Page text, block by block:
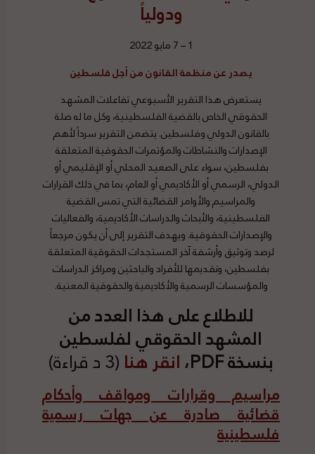
ودولياً
1 – 7 مايو 2022
يصدر عن منظمة القانون من أجل فلسطين
يستعرض هذا التقرير الأسبوعي تفاعلات المشهد
الحقوقي الخاص بالقضية الفلسطينية، وكل ما له صلة
بالقانون الدولي وفلسطين. يتضمن التقرير سرداً لأهم
الإصدارات والنشاطات والمؤتمرات الحقوقية المتعلقة
بفلسطين، سواء على الصعيد المحلي أو الإقليمي أو
الدولي، الرسمي أو الأكاديمي أو العام، بما في ذلك القرارات
والمراسيم والأوامر القضائية التي تمس القضية
الفلسطينية، والأبحاث والدراسات الأكاديمية، والفعاليات
والإصدارات الحقوقية. ويهدف التقرير إلى أن يكون مرجعاً
لرصد وتوثيق وأرشفة آخر المستجدات الحقوقية المتعلقة
بفلسطين، وتقديمها للأفراد والباحثين ومراكز الدراسات
والمؤسسات الرسمية والأكاديمية والحقوقية المعنية.
للاطلاع على هذا العدد من
المشهد الحقوقي لفلسطين
بنسخة PDF، انقر هنا (3 د قراءة)
مراسيم وقرارات ومواقف وأحكام
قضائية صادرة عن جهات رسمية
فلسطينية